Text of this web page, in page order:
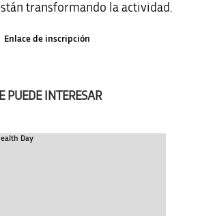
transformando la actividad.
Enlace de inscripción
PUEDE INTERESAR
Day